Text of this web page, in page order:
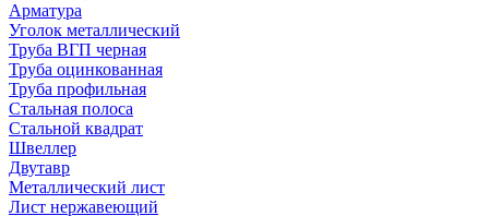
Арматура
Уголок металлический
Труба ВГП черная
Труба оцинкованная
Труба профильная
Стальная полоса
Стальной квадрат
Швеллер
Двутавр
Металлический лист
Лист нержавеющий